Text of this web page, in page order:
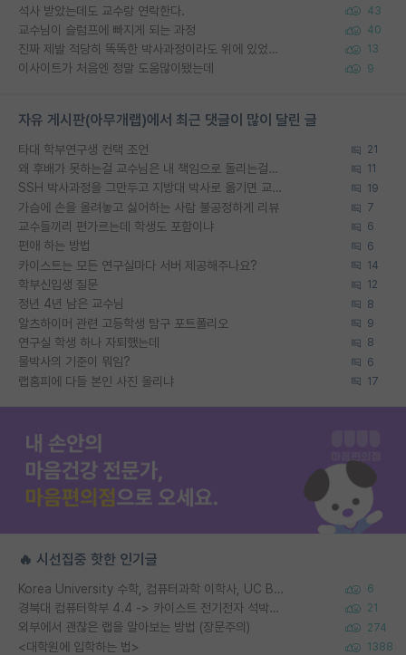
석사 받았는데도 교수랑 연락한다. 43
교수님이 슬럼프에 빠지게 되는 과정 40
진짜 제발 적당히 똑똑한 박사과정이라도 위에 있었으면.. 13
이사이트가 처음엔 정말 도움많이됐는데 9
자유 게시판(아무개랩)에서 최근 댓글이 많이 달린 글
타대 학부연구생 컨택 조언 21
왜 후배가 못하는걸 교수님은 내 책임으로 돌리는걸까요? 11
SSH 박사과정을 그만두고 지방대 박사로 옮기면 교수의 꿈은 끝일까요? 19
가슴에 손을 올려놓고 싫어하는 사람 불공정하게 리뷰 7
교수들끼리 편가르는데 학생도 포함이냐 6
편애 하는 방법 6
카이스트는 모든 연구실마다 서버 제공해주나요? 14
학부신입생 질문 12
정년 4년 남은 교수님 8
알츠하이머 관련 고등학생 탐구 포트폴리오 9
연구실 학생 하나 자퇴했는데 8
물박사의 기준이 뭐임? 6
랩홈피에 다들 본인 사진 올리냐 17
🔥 시선집중 핫한 인기글
Korea University 수학, 컴퓨터과학 이학사, UC Berkeley 산업공학 대학원 공학박사가 되는 것은 쉽지 않겠죠? 6
경북대 컴퓨터학부 4.4 -> 카이스트 전기전자 석박사통합과정 합격 21
외부에서 괜찮은 랩을 알아보는 방법 (장문주의) 274
<대학원에 입학하는 법> 1388